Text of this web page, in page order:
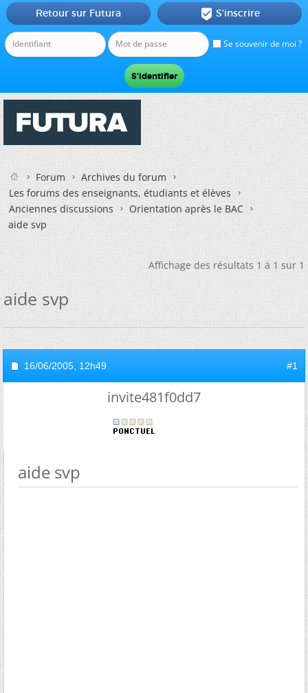
Se souvenir de moi ?
Retour sur Futura  S'inscrire
Forum
Archives du forum
Les forums des enseignants, étudiants et élèves
Anciennes discussions
Orientation après le BAC
aide svp
Affichage des résultats 1 à 1 sur 1
aide svp
16/06/2005, 12h49 #1
invite481f0dd7
aide svp